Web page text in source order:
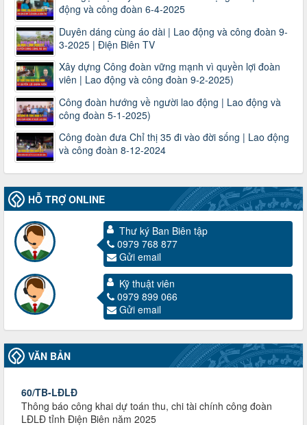
động và công đoàn 6-4-2025
Duyên dáng cùng áo dài | Lao động và công đoàn 9-
3-2025 | Điện Biên TV
Xây dựng Công đoàn vững mạnh vì quyền lợi đoàn
viên | Lao động và công đoàn 9-2-2025)
Công đoàn hướng về người lao động | Lao động và
công đoàn 5-1-2025)
Công đoàn đưa Chỉ thị 35 đi vào đời sống | Lao động
và công đoàn 8-12-2024
HỖ TRỢ ONLINE
Thư ký Ban Biên tập
0979 768 877
Gửi email
Kỹ thuật viên
0979 899 066
Gửi email
VĂN BẢN
3716/TLD-TC
Công văn hướng dẫn công tác quả lý tài chính, tài sản công
đoàn khi đơn vị sát nhập, chấm dứt hoạt động
60/TB-LĐLĐ
LĐLĐ tỉnh Điện Biên năm 2025
Thời gian đăng: 28/04/2025
lượt xem: 822 | lượt tải:286